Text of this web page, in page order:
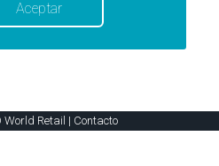
World Retail | Contacto